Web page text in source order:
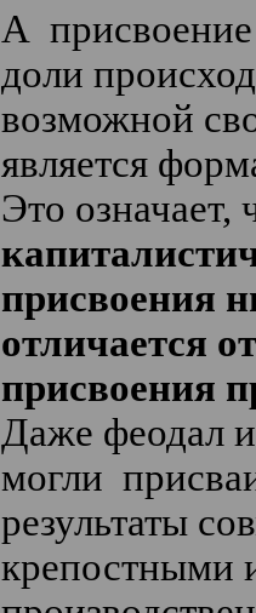
А
доли
возможной
является
Это означает,
присвоения
отличается
присвоения
Даже феодал
могли
результаты
крепостными